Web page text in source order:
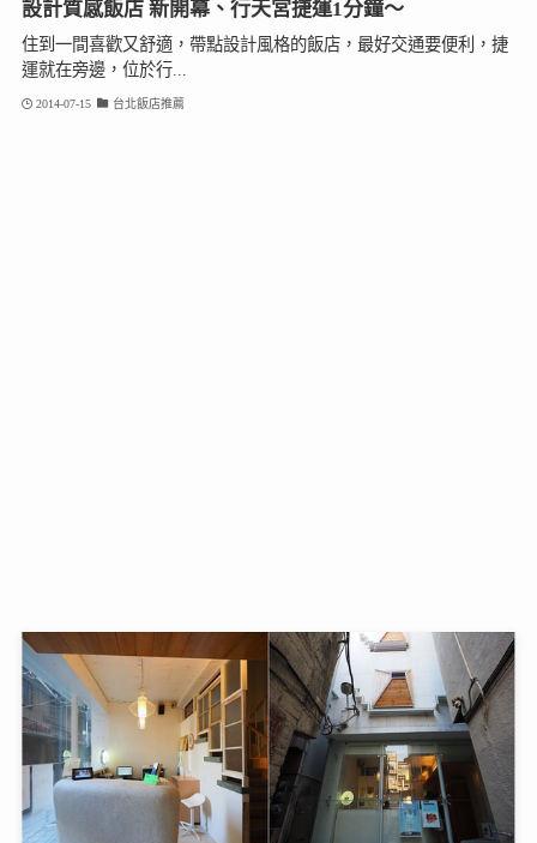
設計質感飯店 新開幕、行天宮捷運1分鐘～
住到一間喜歡又舒適，帶點設計風格的飯店，最好交通要便利，捷
運就在旁邊，位於行...
2014-07-15 台北飯店推薦